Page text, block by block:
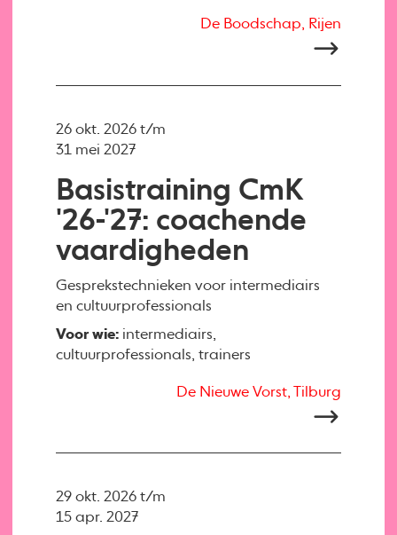
De Boodschap, Rijen
Basistraining CmK
'26-'27: coachende
vaardigheden
Gesprekstechnieken voor intermediairs
en cultuurprofessionals
Voor wie: intermediairs,
cultuurprofessionals, trainers
26 okt. 2026 t/m
31 mei 2027
De Nieuwe Vorst, Tilburg
29 okt. 2026 t/m
15 apr. 2027